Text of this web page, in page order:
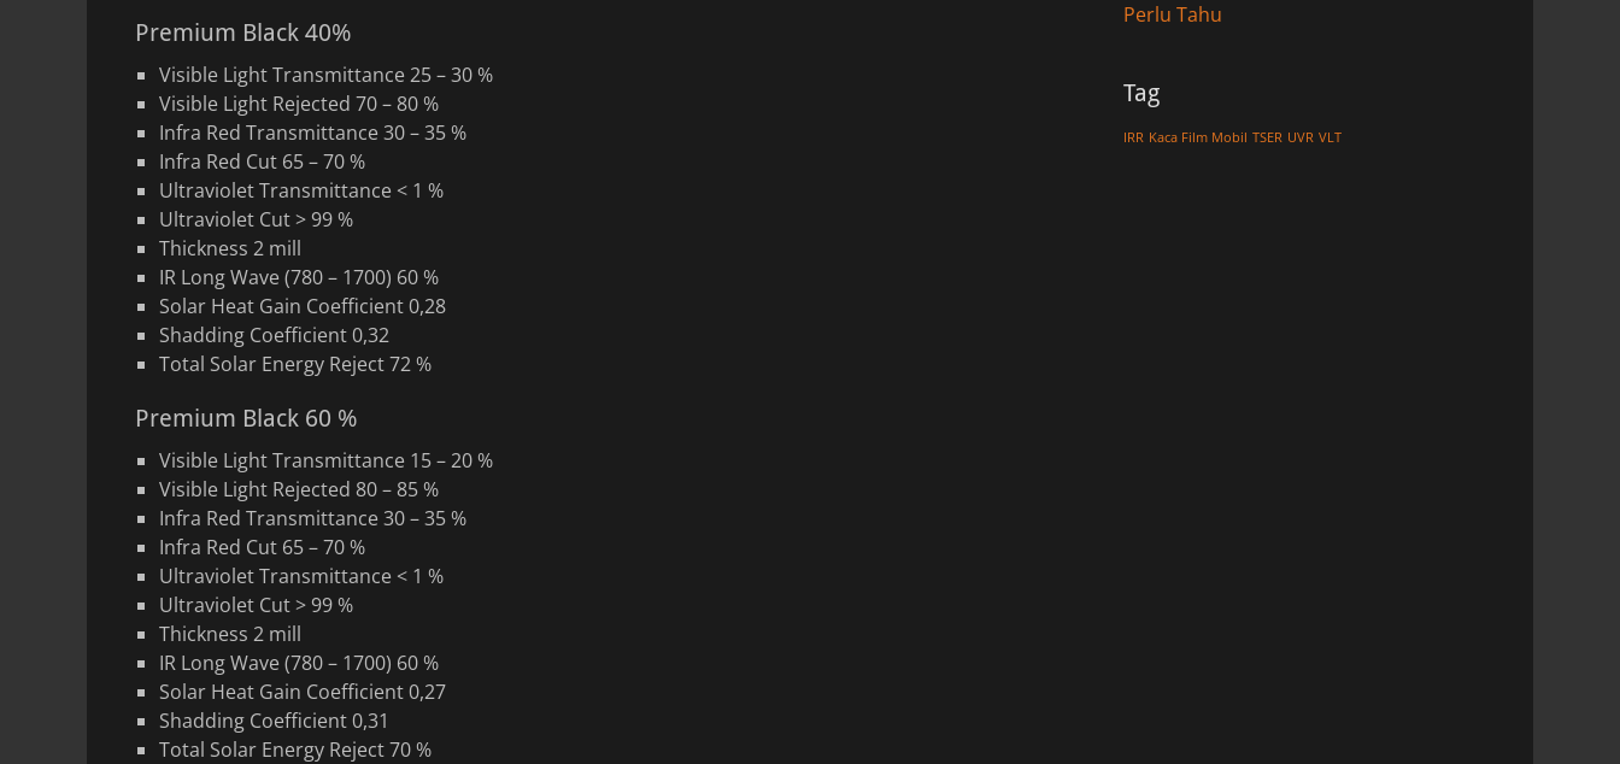
Premium Black 40%
Visible Light Transmittance 25 – 30 %
Visible Light Rejected 70 – 80 %
Infra Red Transmittance 30 – 35 %
Infra Red Cut 65 – 70 %
Ultraviolet Transmittance < 1 %
Ultraviolet Cut > 99 %
Thickness 2 mill
IR Long Wave (780 – 1700) 60 %
Solar Heat Gain Coefficient 0,28
Shadding Coefficient 0,32
Total Solar Energy Reject 72 %
Premium Black 60 %
Visible Light Transmittance 15 – 20 %
Visible Light Rejected 80 – 85 %
Infra Red Transmittance 30 – 35 %
Infra Red Cut 65 – 70 %
Ultraviolet Transmittance < 1 %
Ultraviolet Cut > 99 %
Thickness 2 mill
IR Long Wave (780 – 1700) 60 %
Solar Heat Gain Coefficient 0,27
Shadding Coefficient 0,31
Total Solar Energy Reject 70 %
Perlu Tahu
Tag
IRR Kaca Film Mobil TSER UVR VLT